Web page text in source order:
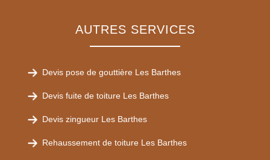
AUTRES SERVICES
Devis pose de gouttière Les Barthes
Devis fuite de toiture Les Barthes
Devis zingueur Les Barthes
Rehaussement de toiture Les Barthes